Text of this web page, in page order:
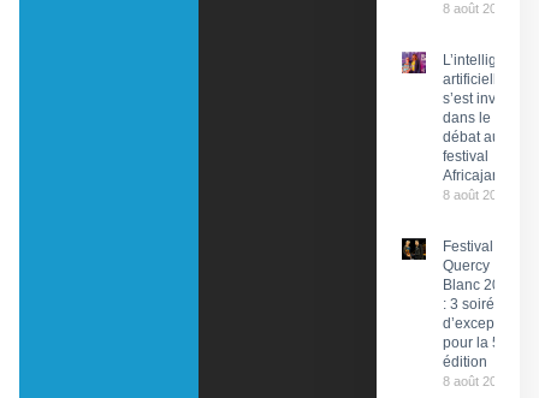
8 août 2026
L’intelligence
artificielle
s’est invitée
dans le
débat au
festival
Africajarc
8 août 2026
Festival du
Quercy
Blanc 2026
: 3 soirées
d’exception
pour la 58e
édition
8 août 2026